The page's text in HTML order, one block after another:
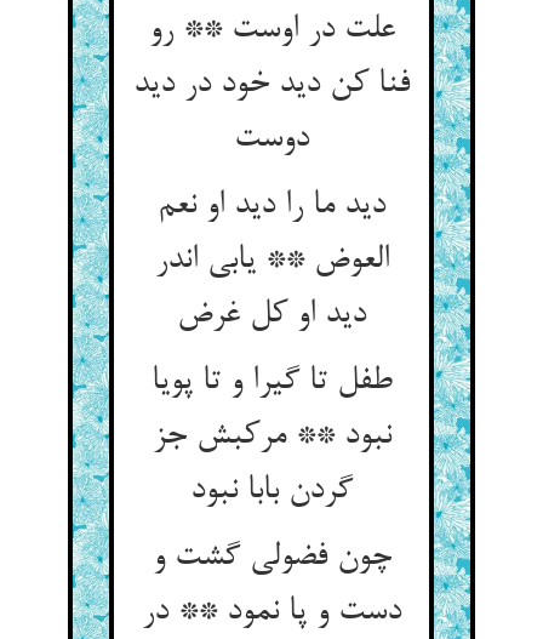
علت در اوست ** رو
فنا کن دید خود در دید
دید ما را دید او نعم
العوض ** یابی اندر
طفل تا گیرا و تا پویا
نبود ** مرکبش جز
گردن بابا نبود
چون فضولی گشت و
دست و پا نمود ** در